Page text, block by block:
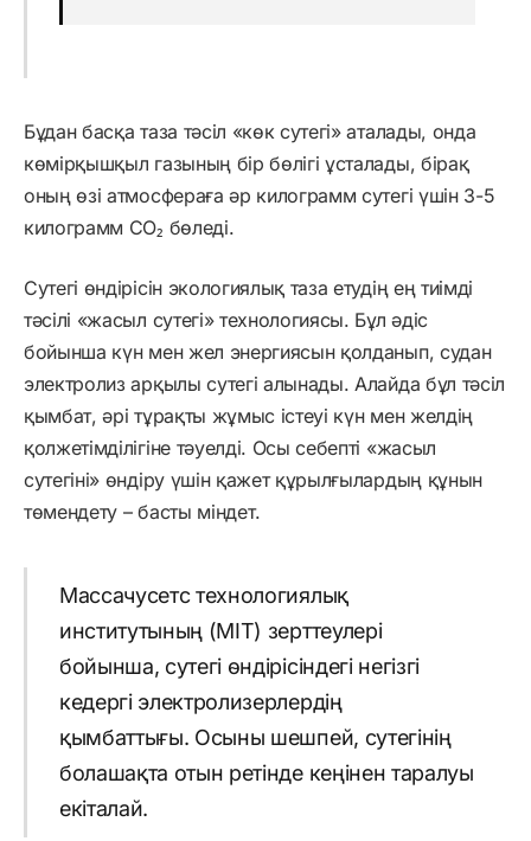
Бұдан басқа таза тәсіл «көк сутегі» аталады, онда
көмірқышқыл газының бір бөлігі ұсталады, бірақ
оның өзі атмосфераға әр килограмм сутегі үшін 3-5
килограмм СО₂ бөледі.
Сутегі өндірісін экологиялық таза етудің ең тиімді
тәсілі «жасыл сутегі» технологиясы. Бұл әдіс
бойынша күн мен жел энергиясын қолданып, судан
электролиз арқылы сутегі алынады. Алайда бұл тәсіл
қымбат, әрі тұрақты жұмыс істеуі күн мен желдің
қолжетімділігіне тәуелді. Осы себепті «жасыл
сутегіні» өндіру үшін қажет құрылғылардың құнын
төмендету – басты міндет.
Массачусетс технологиялық
институтының (MIT) зерттеулері
бойынша, сутегі өндірісіндегі негізгі
кедергі электролизерлердің
қымбаттығы. Осыны шешпей, сутегінің
болашақта отын ретінде кеңінен таралуы
екіталай.